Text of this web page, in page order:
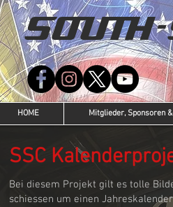
HOME Mitglieder, Sponsoren
SSC
Bei diesem Projekt gilt es tolle
schiessen um einen